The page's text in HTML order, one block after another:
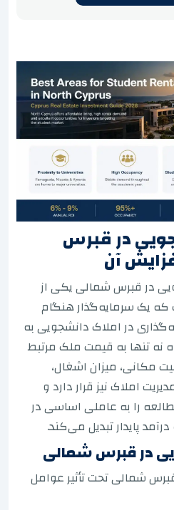
در قبرس
آن
در قبرس شمالی یکی از
یک سرمایه‌گذار هنگام
در املاک دانشجویی به
نه تنها به قیمت ملک مرتبط
مکانی، میزان اشغال،
املاک نیز قرار دارد و
را به عاملی اساسی در
پایدار تبدیل می‌کند.
در قبرس شمالی
شمالی تحت تأثیر عوامل